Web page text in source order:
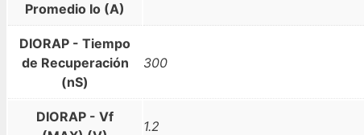
Promedio Io (A)
DIORAP - Tiempo
de Recuperación
(nS)
300
DIORAP - Vf
1.2